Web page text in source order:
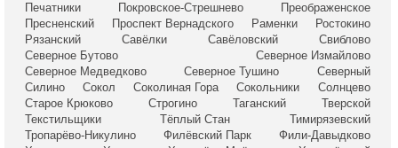
Печатники
Покровское-Стрешнево
Преображенское
Пресненский
Проспект Вернадского Раменки
Ростокино
Рязанский
Савёлки Савёловский
Свиблово
Северное Бутово
Северное Измайлово
Северное Медведково
Северное Тушино
Северный
Силино
Сокол Соколиная Гора Сокольники
Солнцево
Старое Крюково
Строгино Таганский
Тверской
Текстильщики
Тёплый Стан
Тимирязевский
Тропарёво-Никулино
Филёвский Парк
Фили-Давыдково